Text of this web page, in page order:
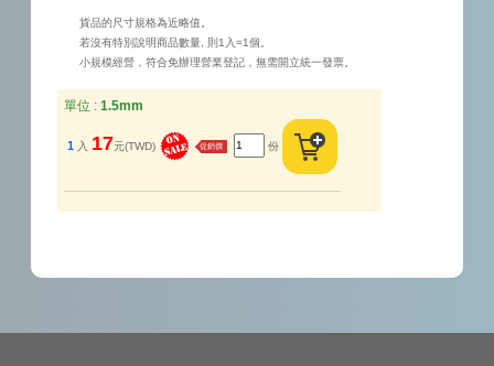
貨品的尺寸規格為近略值。
若沒有特別說明商品數量, 則1入=1個。
小規模經營，符合免辦理營業登記，無需開立統一發票。
單位 : 1.5mm
1 入 17元(TWD) 促銷價 份